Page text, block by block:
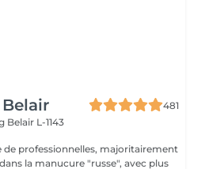
481
L-1143
de professionnelles, majoritairement
la manucure "russe", avec plus